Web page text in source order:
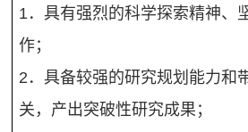
1 ．具有强烈的科学探索精神、
作；
2 ．具备较强的研究规划能力和
关，产出突破性研究成果；